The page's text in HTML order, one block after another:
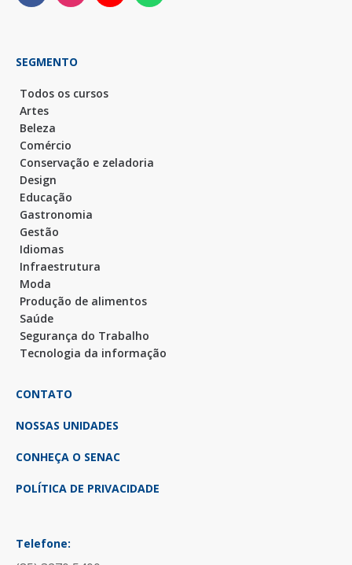
SEGMENTO
Todos os cursos
Artes
Beleza
Comércio
Conservação e zeladoria
Design
Educação
Gastronomia
Gestão
Idiomas
Infraestrutura
Moda
Produção de alimentos
Saúde
Segurança do Trabalho
Tecnologia da informação
CONTATO
NOSSAS UNIDADES
CONHEÇA O SENAC
POLÍTICA DE PRIVACIDADE
Telefone: